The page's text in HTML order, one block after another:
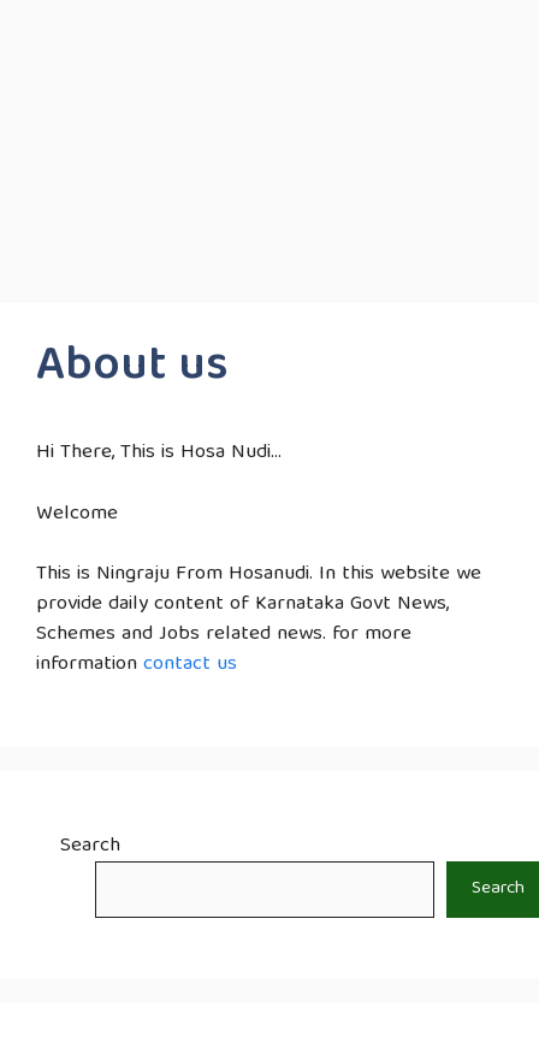
About us
Hi There, This is Hosa Nudi…
Welcome
This is Ningraju From Hosanudi. In this website we
provide daily content of Karnataka Govt News,
Schemes and Jobs related news. for more
informationcontact us
Search
Search